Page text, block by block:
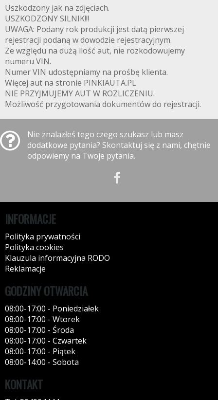
Uszkodzony jak na zdjęciach.
USZKODZONY SILNIK!!!
UWAGA: Podany rok produkcji jest datą pierwszej
rejestracji podaną w dowodzie rejestracyjnym.
Ze względu na dużą ilość aut, nie rozkodowujemy
numeru VIN.
Numer VIN udostępniamy na prośbę klienta.
Więcej aut na stronie PINKIAUTA.PL
NIE PRZYJMUJEMY AUT W ROZLICZENIU.
Możliwość przygotowania dokumentów do rejestracji.
Nie znalazłeś tego czego szukasz lub masz
dodatkowe pytania? Skontaktuj się z nami, chętnie
odpowiemy na Twoje pytania.
INFORMACJE
Polityka prywatności
Polityka cookies
Klauzula informacyjna RODO
Reklamacje
GODZINY OTWARCIA
08:00-17:00 - Poniedziałek
08:00-17:00 - Wtorek
08:00-17:00 - Środa
08:00-17:00 - Czwartek
08:00-17:00 - Piątek
08:00-14:00 - Sobota
KONTAKT